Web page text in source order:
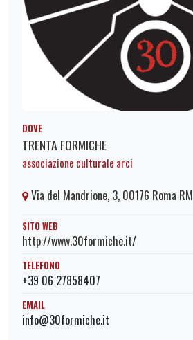
DOVE
TRENTA FORMICHE
associazione culturale arci
Via del Mandrione, 3, 00176 Roma RM
SITO WEB
http://www.30formiche.it/
TELEFONO
+39 06 27858407
EMAIL
info@30formiche.it